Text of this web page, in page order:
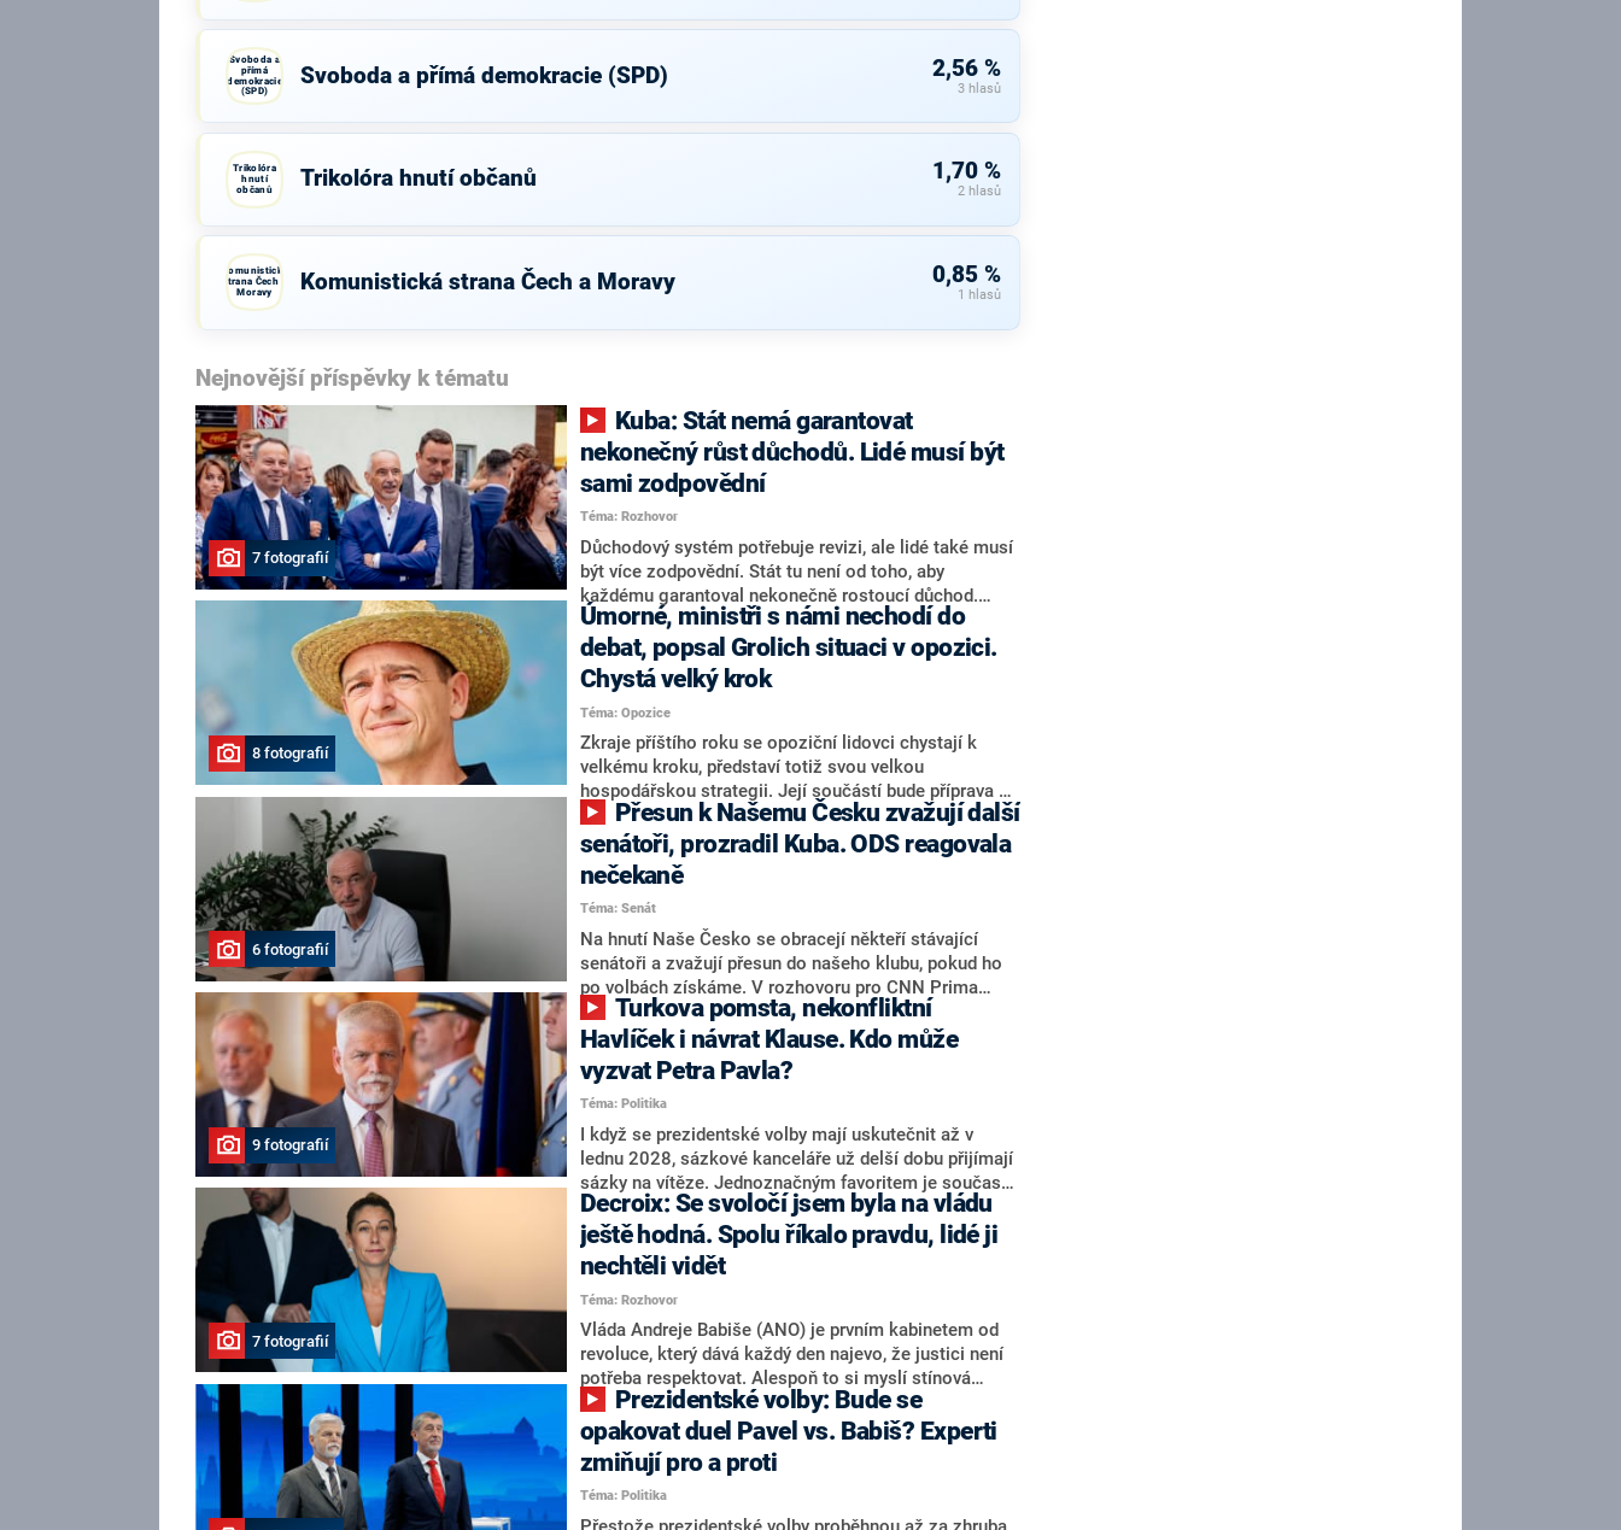
Svoboda a
přímá
demokracie
(SPD)
Svoboda a přímá demokracie (SPD) 2,56 %
3 hlasů
Trikolóra
hnutí
občanů
Trikolóra hnutí občanů 1,70 %
2 hlasů
Komunistická
strana Čech a
Moravy
Komunistická strana Čech a Moravy 0,85 %
1 hlasů
Nejnovější příspěvky k tématu
7 fotografií
nekonečný růst důchodů. Lidé musí být
sami zodpovědní
Téma: Rozhovor
Důchodový systém potřebuje revizi, ale lidé také musí
být více zodpovědní. Stát tu není od toho, aby
každému garantoval nekonečně rostoucí důchod.
Chybí tu nový systém a my ho představíme,řekl
hejtman Jihočeského kraje a předseda hnutí Naše
Česko Martin Kuba v rozhovoru pro CNN Prima NEWS.
V čele státu pak podle něj nemůže být člověk, který by
střetem zájmů omezoval čerpání financí a rozvoj,
dodal. Řešení u Andreje Babiše ale hodnotit nechtěl.
8 fotografií
Úmorné, ministři s námi nechodí do
debat, popsal Grolich situaci v opozici.
Chystá velký krok
Téma: Opozice
Zkraje příštího roku se opoziční lidovci chystají k
velkému kroku, představí totiž svou velkou
hospodářskou strategii. Její součástí bude příprava na
stárnutí populace, řekl ve středu na setkání s novináři
nový předseda lidovců Jan Grolich. Ten zároveň v
senátních volbách kandiduje ve Vyškově. Popsal i
aktivitu opozice, o níž vládní strany nebo političtí
komentátoři mluví jako o slabé a v defenzivě. „Je to
úmorná práce upozorňovat na chyby vlády. Ministři s
námi navíc nechodí do debat. Chceme ale ukazovat
svoje témata,“ odpověděl Grolich na dotaz CNN Prima
NEWS.
6 fotografií
senátoři, prozradil Kuba. ODS reagovala
nečekaně
Téma: Senát
Na hnutí Naše Česko se obracejí někteří stávající
senátoři a zvažují přesun do našeho klubu, pokud ho
po volbách získáme. V rozhovoru pro CNN Prima
NEWS to řekl zakladatel hnutí a jihočeský hejtman
Martin Kuba. Konkrétní nebyl, ale získat by takto mohl
například senátora Zdeňka Hrabu, který je dnes
součástí klubu ODS a TOP 09. Hraba to na dotaz
redakce nevyloučil. Předseda klubu senátorů ODS
Zdeněk Nytra redakci řekl, že počítá s odchodem
některých senátorů z klubu a že Naše Česko není
nepřítel, ale soupeř.
9 fotografií
Havlíček i návrat Klause. Kdo může
vyzvat Petra Pavla?
Téma: Politika
I když se prezidentské volby mají uskutečnit až v
lednu 2028, sázkové kanceláře už delší dobu přijímají
sázky na vítěze. Jednoznačným favoritem je současná
hlava státu Petr Pavel. Daleko za ním pak bookmakeři
zmiňují dva výrazné politiky ANO, tedy premiéra
Andreje Babiše a ministra průmyslu Karla Havlíčka.
Oblíbeným tipem samotných sázkařů je poslanec za
Motoristy Filip Turek. Politolog Jan Kubáček nicméně
o případné kandidatuře kohokoliv ze zmíněné trojice
značně pochybuje. Podle něj současná koalice dosud
nemá osobu, která by Pavlovi mohla konkurovat.
7 fotografií
Decroix: Se svoločí jsem byla na vládu
ještě hodná. Spolu říkalo pravdu, lidé ji
nechtěli vidět
Téma: Rozhovor
Vláda Andreje Babiše (ANO) je prvním kabinetem od
revoluce, který dává každý den najevo, že justici není
potřeba respektovat. Alespoň to si myslí stínová
ministryně spravedlnosti ODS Eva Decroix. V
rozhovoru pro CNN Prima NEWS si nebrala servítky
ohledně politického výkonu svého nástupce Jeronýma
Tejce (za ANO) či vládní zmocněnkyně pro lidská
práva Taťány Malé (ANO). Označením „svoloč“ na
adresu vlády prý byla ještě hodná. Decroix se také
opakovat duel Pavel vs. Babiš? Experti
zmiňují pro a proti
Téma: Politika